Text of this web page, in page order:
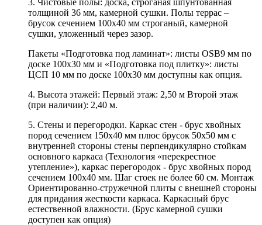
3. Чистовые полы: доска, строганая шпунтованная
толщиной 36 мм, камерной сушки. Полы террас –
брусок сечением 100х40 мм строганый, камерной
сушки, уложенный через зазор.
Пакеты «Подготовка под ламинат»: листы OSB9 мм по
доске 100х30 мм и «Подготовка под плитку»: листы
ЦСП 10 мм по доске 100х30 мм доступны как опция.
4. Высота этажей: Первый этаж: 2,50 м Второй этаж
(при наличии): 2,40 м.
5. Стены и перегородки. Каркас стен - брус хвойных
пород сечением 150х40 мм плюс брусок 50х50 мм с
внутренней стороны стены перпендикулярно стойкам
основного каркаса (Технология «перекрестное
утепление»), каркас перегородок - брус хвойных пород
сечением 100х40 мм. Шаг стоек не более 60 см. Монтаж
Ориентированно-стружечной плиты с внешней стороны
для придания жесткости каркаса. Каркасный брус
естественной влажности. (Брус камерной сушки
доступен как опция)